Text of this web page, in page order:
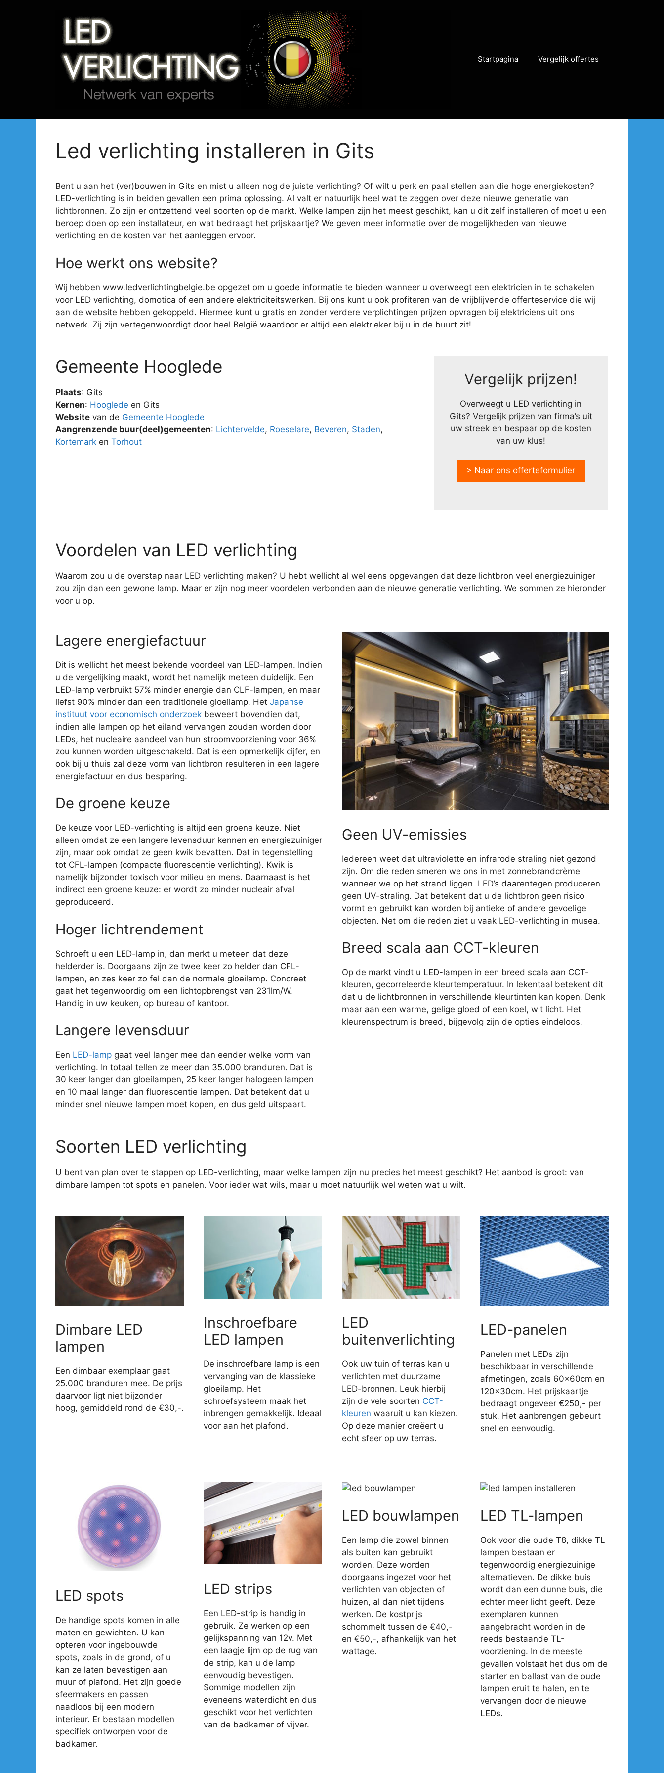
Startpagina Vergelijk offertes
Led verlichting installeren in Gits
Bent u aan het (ver)bouwen in Gits en mist u alleen nog de juiste verlichting? Of wilt u perk en paal stellen aan die hoge energiekosten?
LED-verlichting is in beiden gevallen een prima oplossing. Al valt er natuurlijk heel wat te zeggen over deze nieuwe generatie van
lichtbronnen. Zo zijn er ontzettend veel soorten op de markt. Welke lampen zijn het meest geschikt, kan u dit zelf installeren of moet u een
beroep doen op een installateur, en wat bedraagt het prijskaartje? We geven meer informatie over de mogelijkheden van nieuwe
verlichting en de kosten van het aanleggen ervoor.
Hoe werkt ons website?
Wij hebben www.ledverlichtingbelgie.be opgezet om u goede informatie te bieden wanneer u overweegt een elektricien in te schakelen
voor LED verlichting, domotica of een andere elektriciteitswerken. Bij ons kunt u ook profiteren van de vrijblijvende offerteservice die wij
aan de website hebben gekoppeld. Hiermee kunt u gratis en zonder verdere verplichtingen prijzen opvragen bij elektriciens uit ons
netwerk. Zij zijn vertegenwoordigt door heel België waardoor er altijd een elektrieker bij u in de buurt zit!
Gemeente Hooglede
Plaats: Gits
Kernen: Hooglede en Gits
Website van de Gemeente Hooglede
Aangrenzende buur(deel)gemeenten: Lichtervelde, Roeselare, Beveren, Staden,
Kortemark en Torhout
Vergelijk prijzen!
Overweegt u LED verlichting in
Gits? Vergelijk prijzen van firma’s uit
uw streek en bespaar op de kosten
van uw klus!
> Naar ons offerteformulier
Voordelen van LED verlichting
Waarom zou u de overstap naar LED verlichting maken? U hebt wellicht al wel eens opgevangen dat deze lichtbron veel energiezuiniger
zou zijn dan een gewone lamp. Maar er zijn nog meer voordelen verbonden aan de nieuwe generatie verlichting. We sommen ze hieronder
voor u op.
Lagere energiefactuur
Dit is wellicht het meest bekende voordeel van LED-lampen. Indien
u de vergelijking maakt, wordt het namelijk meteen duidelijk. Een
LED-lamp verbruikt 57% minder energie dan CLF-lampen, en maar
liefst 90% minder dan een traditionele gloeilamp. Het Japanse
instituut voor economisch onderzoek beweert bovendien dat,
indien alle lampen op het eiland vervangen zouden worden door
LEDs, het nucleaire aandeel van hun stroomvoorziening voor 36%
zou kunnen worden uitgeschakeld. Dat is een opmerkelijk cijfer, en
ook bij u thuis zal deze vorm van lichtbron resulteren in een lagere
energiefactuur en dus besparing.
De groene keuze
De keuze voor LED-verlichting is altijd een groene keuze. Niet
alleen omdat ze een langere levensduur kennen en energiezuiniger
zijn, maar ook omdat ze geen kwik bevatten. Dat in tegenstelling
tot CFL-lampen (compacte fluorescentie verlichting). Kwik is
namelijk bijzonder toxisch voor milieu en mens. Daarnaast is het
indirect een groene keuze: er wordt zo minder nucleair afval
geproduceerd.
Hoger lichtrendement
Schroeft u een LED-lamp in, dan merkt u meteen dat deze
helderder is. Doorgaans zijn ze twee keer zo helder dan CFL-
lampen, en zes keer zo fel dan de normale gloeilamp. Concreet
gaat het tegenwoordig om een lichtopbrengst van 231lm/W.
Handig in uw keuken, op bureau of kantoor.
Langere levensduur
Een LED-lamp gaat veel langer mee dan eender welke vorm van
verlichting. In totaal tellen ze meer dan 35.000 branduren. Dat is
30 keer langer dan gloeilampen, 25 keer langer halogeen lampen
en 10 maal langer dan fluorescentie lampen. Dat betekent dat u
minder snel nieuwe lampen moet kopen, en dus geld uitspaart.
Geen UV-emissies
Iedereen weet dat ultraviolette en infrarode straling niet gezond
zijn. Om die reden smeren we ons in met zonnebrandcrème
wanneer we op het strand liggen. LED’s daarentegen produceren
geen UV-straling. Dat betekent dat u de lichtbron geen risico
vormt en gebruikt kan worden bij antieke of andere gevoelige
objecten. Net om die reden ziet u vaak LED-verlichting in musea.
Breed scala aan CCT-kleuren
Op de markt vindt u LED-lampen in een breed scala aan CCT-
kleuren, gecorreleerde kleurtemperatuur. In lekentaal betekent dit
dat u de lichtbronnen in verschillende kleurtinten kan kopen. Denk
maar aan een warme, gelige gloed of een koel, wit licht. Het
kleurenspectrum is breed, bijgevolg zijn de opties eindeloos.
Soorten LED verlichting
U bent van plan over te stappen op LED-verlichting, maar welke lampen zijn nu precies het meest geschikt? Het aanbod is groot: van
dimbare lampen tot spots en panelen. Voor ieder wat wils, maar u moet natuurlijk wel weten wat u wilt.
Dimbare LED
lampen
Een dimbaar exemplaar gaat
25.000 branduren mee. De prijs
daarvoor ligt niet bijzonder
hoog, gemiddeld rond de €30,-.
Inschroefbare
LED lampen
De inschroefbare lamp is een
vervanging van de klassieke
gloeilamp. Het
schroefsysteem maak het
inbrengen gemakkelijk. Ideaal
voor aan het plafond.
LED
buitenverlichting
Ook uw tuin of terras kan u
verlichten met duurzame
LED-bronnen. Leuk hierbij
zijn de vele soorten CCT-
kleuren waaruit u kan kiezen.
Op deze manier creëert u
echt sfeer op uw terras.
LED-panelen
Panelen met LEDs zijn
beschikbaar in verschillende
afmetingen, zoals 60x60cm en
120x30cm. Het prijskaartje
bedraagt ongeveer €250,- per
stuk. Het aanbrengen gebeurt
snel en eenvoudig.
LED spots
De handige spots komen in alle
maten en gewichten. U kan
opteren voor ingebouwde
spots, zoals in de grond, of u
kan ze laten bevestigen aan
muur of plafond. Het zijn goede
sfeermakers en passen
naadloos bij een modern
interieur. Er bestaan modellen
specifiek ontworpen voor de
badkamer.
LED strips
Een LED-strip is handig in
gebruik. Ze werken op een
gelijkspanning van 12v. Met
een laagje lijm op de rug van
de strip, kan u de lamp
eenvoudig bevestigen.
Sommige modellen zijn
eveneens waterdicht en dus
geschikt voor het verlichten
van de badkamer of vijver.
LED bouwlampen
Een lamp die zowel binnen
als buiten kan gebruikt
worden. Deze worden
doorgaans ingezet voor het
verlichten van objecten of
huizen, al dan niet tijdens
werken. De kostprijs
schommelt tussen de €40,-
en €50,-, afhankelijk van het
wattage.
LED TL-lampen
Ook voor die oude T8, dikke TL-
lampen bestaan er
tegenwoordig energiezuinige
alternatieven. De dikke buis
wordt dan een dunne buis, die
echter meer licht geeft. Deze
exemplaren kunnen
aangebracht worden in de
reeds bestaande TL-
voorziening. In de meeste
gevallen volstaat het dus om de
starter en ballast van de oude
lampen eruit te halen, en te
vervangen door de nieuwe
LEDs.